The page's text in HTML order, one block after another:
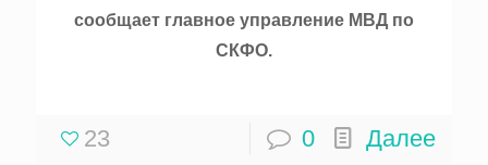
сообщает главное управление МВД по
СКФО.
23 0 Далее